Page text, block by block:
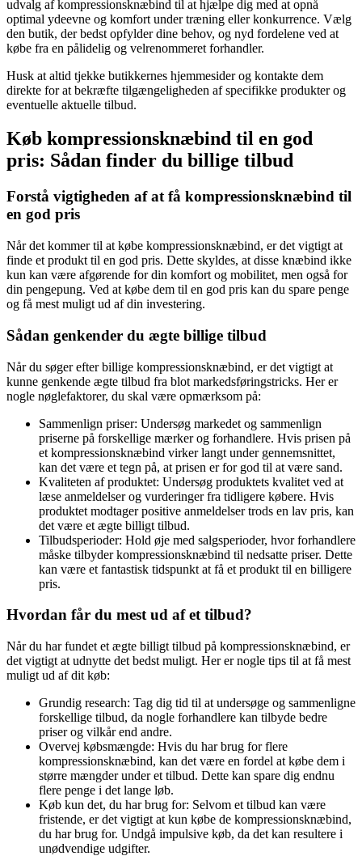
udvalg af kompressionsknæbind til at hjælpe dig med at opnå
optimal ydeevne og komfort under træning eller konkurrence. Vælg
den butik, der bedst opfylder dine behov, og nyd fordelene ved at
købe fra en pålidelig og velrenommeret forhandler.
Husk at altid tjekke butikkernes hjemmesider og kontakte dem
direkte for at bekræfte tilgængeligheden af specifikke produkter og
eventuelle aktuelle tilbud.
Køb kompressionsknæbind til en god
pris: Sådan finder du billige tilbud
Forstå vigtigheden af at få kompressionsknæbind til
en god pris
Når det kommer til at købe kompressionsknæbind, er det vigtigt at
finde et produkt til en god pris. Dette skyldes, at disse knæbind ikke
kun kan være afgørende for din komfort og mobilitet, men også for
din pengepung. Ved at købe dem til en god pris kan du spare penge
og få mest muligt ud af din investering.
Sådan genkender du ægte billige tilbud
Når du søger efter billige kompressionsknæbind, er det vigtigt at
kunne genkende ægte tilbud fra blot markedsføringstricks. Her er
nogle nøglefaktorer, du skal være opmærksom på:
Sammenlign priser: Undersøg markedet og sammenlign
priserne på forskellige mærker og forhandlere. Hvis prisen på
et kompressionsknæbind virker langt under gennemsnittet,
kan det være et tegn på, at prisen er for god til at være sand.
Kvaliteten af produktet: Undersøg produktets kvalitet ved at
læse anmeldelser og vurderinger fra tidligere købere. Hvis
produktet modtager positive anmeldelser trods en lav pris, kan
det være et ægte billigt tilbud.
Tilbudsperioder: Hold øje med salgsperioder, hvor forhandlere
måske tilbyder kompressionsknæbind til nedsatte priser. Dette
kan være et fantastisk tidspunkt at få et produkt til en billigere
pris.
Hvordan får du mest ud af et tilbud?
Når du har fundet et ægte billigt tilbud på kompressionsknæbind, er
det vigtigt at udnytte det bedst muligt. Her er nogle tips til at få mest
muligt ud af dit køb:
Grundig research: Tag dig tid til at undersøge og sammenligne
forskellige tilbud, da nogle forhandlere kan tilbyde bedre
priser og vilkår end andre.
Overvej købsmængde: Hvis du har brug for flere
kompressionsknæbind, kan det være en fordel at købe dem i
større mængder under et tilbud. Dette kan spare dig endnu
flere penge i det lange løb.
Køb kun det, du har brug for: Selvom et tilbud kan være
fristende, er det vigtigt at kun købe de kompressionsknæbind,
du har brug for. Undgå impulsive køb, da det kan resultere i
unødvendige udgifter.